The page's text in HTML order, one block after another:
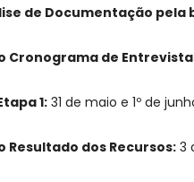
de Documentação pela
Cronograma de
1: 31 de maio e 1º de
Resultado dos Recursos: 3